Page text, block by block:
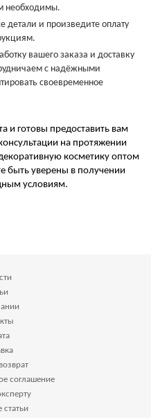
необходимы.
детали и произведите оплату
вашего заказа и доставку
с надёжными
своевременное
и готовы предоставить вам
на протяжении
косметику оптом
быть уверены в получении
условиям.
соглашение